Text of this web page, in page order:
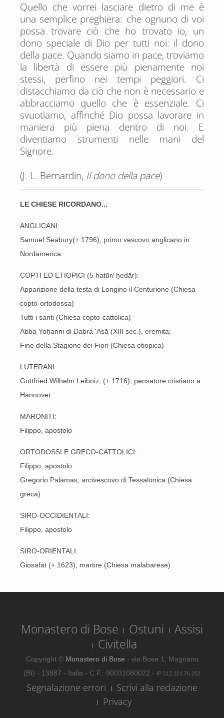
Quello che vorrei lasciare dietro di me è
una semplice preghiera: che ognuno di voi
possa trovare ciò che ho trovato io, un
dono speciale di Dio per tutti noi: il dono
della pace. Quando siamo in pace, troviamo
la libertà di essere più pienamente noi
stessi, perfino nei tempi peggiori. Ci
distacchiamo da ciò che non è necessario e
abbracciamo quello che è essenziale. Ci
svuotiamo, affinché Dio possa lavorare in
maniera più piena dentro di noi. E
diventiamo strumenti nelle mani del
Signore.
(J. L. Bernardin, Il dono della pace)
LE CHIESE RICORDANO...
ANGLICANI:
Samuel Seabury(+ 1796), primo vescovo anglicano in
Nordamerica
COPTI ED ETIOPICI (5 hatūr/ ḫedār):
Apparizione della testa di Longino il Centurione (Chiesa
copto-ortodossa)
Tutti i santi (Chiesa copto-cattolica)
Abba Yoḥanni di Dabra 'Asā (XIII sec.), eremita;
Fine della Stagione dei Fiori (Chiesa etiopica)
LUTERANI:
Gottfried Wilhelm Leibniz, (+ 1716), pensatore cristiano a
Hannover
MARONITI:
Filippo, apostolo
ORTODOSSI E GRECO-CATTOLICI:
Filippo, apostolo
Gregorio Palamas, arcivescovo di Tessalonica (Chiesa
greca)
SIRO-OCCIDIENTALI:
Filippo, apostolo
SIRO-ORIENTALI:
Giosafat (+ 1623), martire (Chiesa malabarese)
Monastero di Bose Ostuni
Assisi
Civitella
Copyright © Monastero di Bose - via Bose 1, Magnano
(BI) - 13887 - Italia - C.F.: 90031080022 - IP 212.224.76.252
Segnalazione errori
Scrivi alla redazione
Privacy